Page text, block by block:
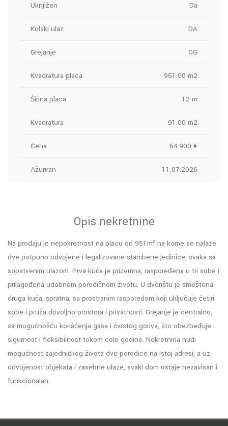
Uknjižen Da
Kolski ulaz DA
Grejanje CG
Kvadratura placa 951.00 m2
Širina placa 12 m
Kvadratura 91.00 m2
Cena 64.900 €
Ažuriran 11.07.2026
Opis nekretnine
Na prodaju je nepokretnost na placu od 951m² na kome se nalaze
dve potpuno odvojene i legalizovane stambene jedinice, svaka sa
sopstvenim ulazom. Prva kuća je prizemna, raspoređena u tri sobe i
prilagođena udobnom porodičnom životu. U dvorištu je smeštena
druga kuća, spratna, sa prostranim rasporedom koji uključuje četiri
sobe i pruža dovoljno prostora i privatnosti. Grejanje je centralno,
sa mogućnošću korišćenja gasa i čvrstog goriva, što obezbeđuje
sigurnost i fleksibilnost tokom cele godine. Nekretnina nudi
mogućnost zajedničkog života dve porodice na istoj adresi, a uz
odvojenost objekata i zasebne ulaze, svaki dom ostaje nezavisan i
funkcionalan.